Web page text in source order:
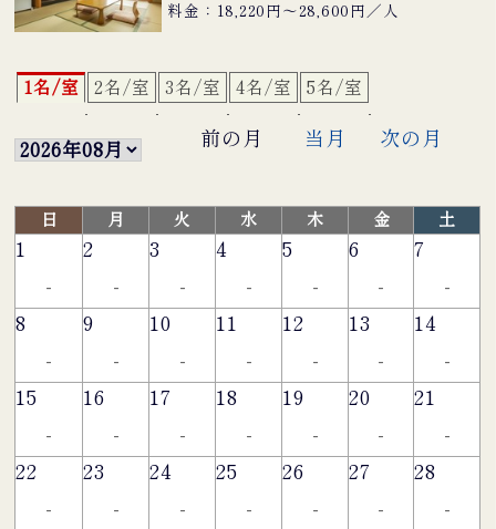
料金：18,220円〜28,600円／人
1名/室 2名/室 3名/室 4名/室 5名/室
前の月 当月 次の月
日 月 火 水 木 金 土
1
-
2
-
3
-
4
-
5
-
6
-
7
-
8
-
9
-
10
-
11
-
12
-
13
-
14
-
15
-
16
-
17
-
18
-
19
-
20
-
21
-
22
-
23
-
24
-
25
-
26
-
27
-
28
-